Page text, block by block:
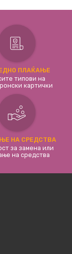
ПЛАЌАЊЕ
типови на
картички
НА СРЕДСТВА
за замена или
на средства